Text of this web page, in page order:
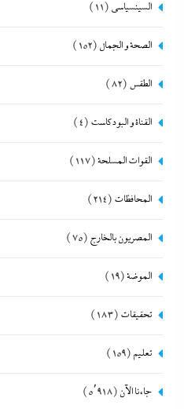
السينسياسي (11)
الصحة و الجمال (152)
الطقس (82)
القناة و البودكاست (4)
القوات المسلحة(117)
المحافظات (214)
المصريون بالخارج (75)
الموضة(19)
تحقيقات (183)
تعليم (159)
جاءنا الآن (5٬918)